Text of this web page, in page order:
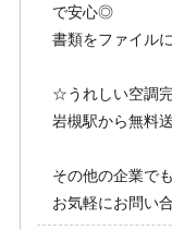
で安心◎
書類をファイル
☆うれしい空調
岩槻駅から無料
その他の企業で
お気軽にお問い